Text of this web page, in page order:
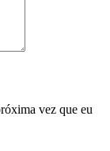
vez que eu